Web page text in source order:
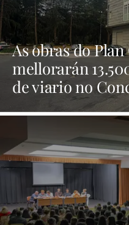
As obras do
mellorarán
de viario no